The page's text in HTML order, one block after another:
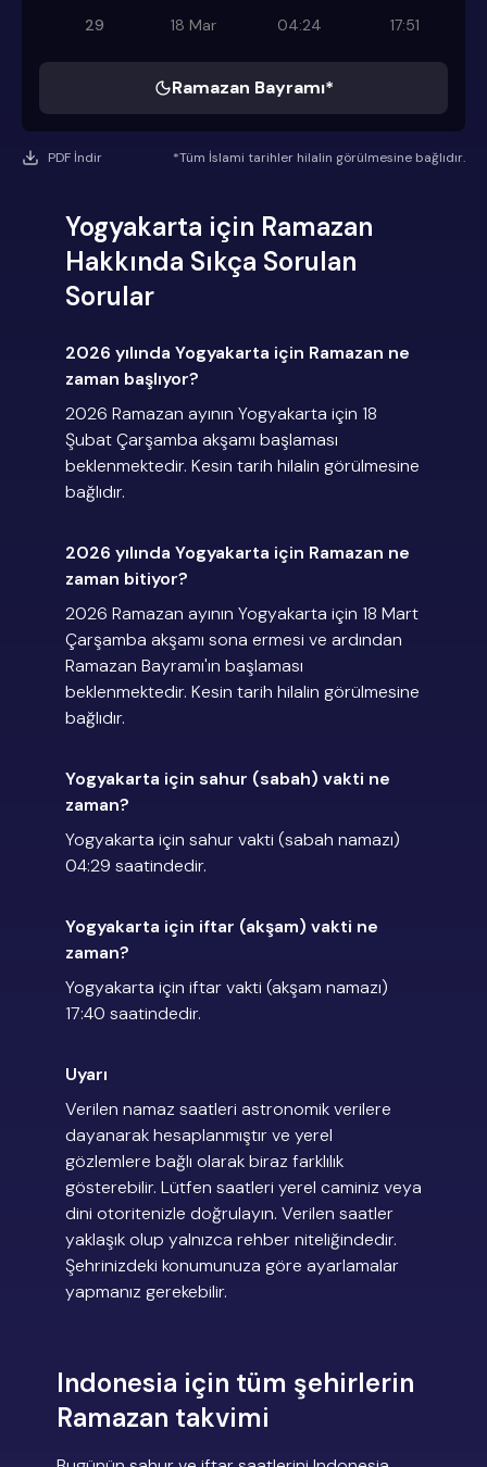
29
18 Mar 04:24 17:51
Ramazan Bayramı*
PDF İndir *Tüm İslami tarihler hilalin görülmesine bağlıdır.
Yogyakarta için Ramazan
Hakkında Sıkça Sorulan
Sorular
2026 yılında Yogyakarta için Ramazan ne
zaman başlıyor?
2026 Ramazan ayının Yogyakarta için 18
Şubat Çarşamba akşamı başlaması
beklenmektedir. Kesin tarih hilalin görülmesine
bağlıdır.
2026 yılında Yogyakarta için Ramazan ne
zaman bitiyor?
2026 Ramazan ayının Yogyakarta için 18 Mart
Çarşamba akşamı sona ermesi ve ardından
Ramazan Bayramı'ın başlaması
beklenmektedir. Kesin tarih hilalin görülmesine
bağlıdır.
Yogyakarta için sahur (sabah) vakti ne
zaman?
Yogyakarta için sahur vakti (sabah namazı)
04:29 saatindedir.
Yogyakarta için iftar (akşam) vakti ne
zaman?
Yogyakarta için iftar vakti (akşam namazı)
17:40 saatindedir.
Uyarı
Verilen namaz saatleri astronomik verilere
dayanarak hesaplanmıştır ve yerel
gözlemlere bağlı olarak biraz farklılık
gösterebilir. Lütfen saatleri yerel caminiz veya
dini otoritenizle doğrulayın. Verilen saatler
yaklaşık olup yalnızca rehber niteliğindedir.
Şehrinizdeki konumunuza göre ayarlamalar
yapmanız gerekebilir.
Indonesia için tüm şehirlerin
Ramazan takvimi